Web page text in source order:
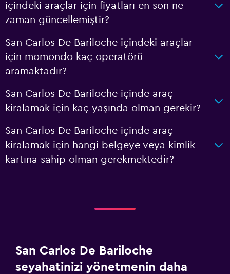
içindeki araçlar için fiyatları en son ne
zaman güncellemiştir?
San Carlos De Bariloche içindeki araçlar
için momondo kaç operatörü
aramaktadır?
San Carlos De Bariloche içinde araç
kiralamak için kaç yaşında olman gerekir?
San Carlos De Bariloche içinde araç
kiralamak için hangi belgeye veya kimlik
kartına sahip olman gerekmektedir?
San Carlos De Bariloche
seyahatinizi yönetmenin daha